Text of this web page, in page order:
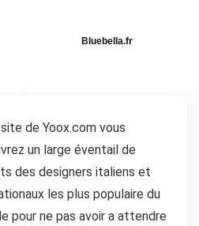
Bluebella.fr
de Yoox.com vous
un large éventail de
des designers italiens et
les plus populaire du
pour ne pas avoir a attendre